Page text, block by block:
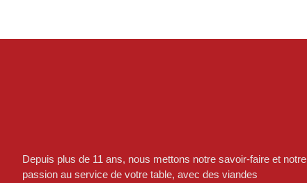
Depuis plus de 11 ans, nous mettons notre savoir-faire et notre
passion au service de votre table, avec des viandes